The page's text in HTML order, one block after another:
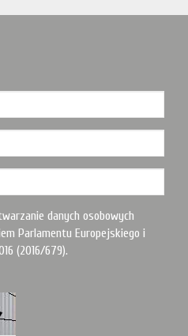
danych osobowych
Parlamentu Europejskiego i
(2016/679).